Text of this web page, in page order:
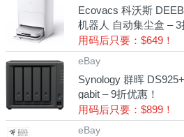
Ecovacs 科沃斯
机器人 自动集尘盒 – 3
用码后只要：$649！
eBay
Synology 群晖
gabit – 9折优惠！
用码后只要：$899！
eBay